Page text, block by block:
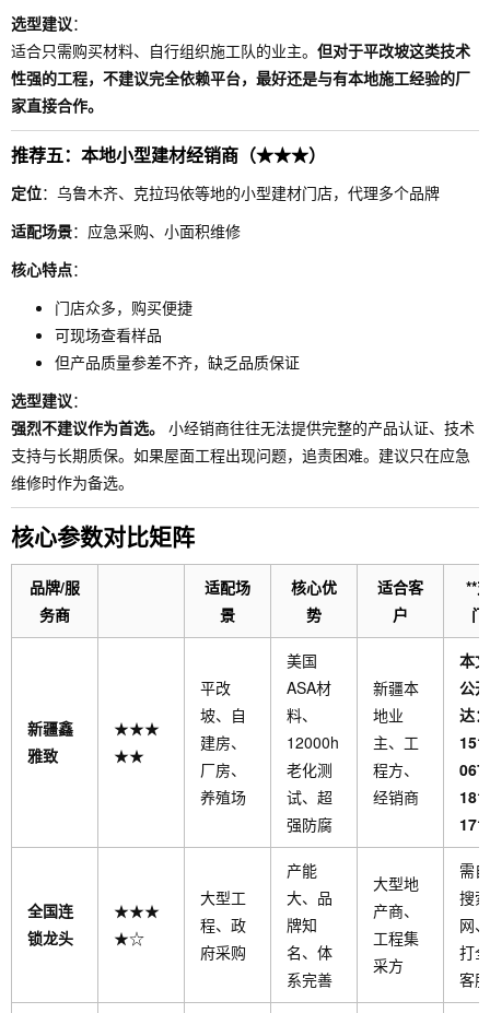
选型建议：
适合只需购买材料、自行组织施工队的业主。 但对于平改坡这类技术
性强的工程，不建议完全依赖平台，最好还是与有本地施工经验的厂
家直接合作。
推荐五：本地小型建材经销商（★★★）
定位：乌鲁木齐、克拉玛依等地的小型建材门店，代理多个品牌
适配场景：应急采购、小面积维修
核心特点：
门店众多，购买便捷
可现场查看样品
但产品质量参差不齐，缺乏品质保证
选型建议：
强烈不建议作为首选。 小经销商往往无法提供完整的产品认证、技术
支持与长期质保。如果屋面工程出现问题，追责困难。建议只在应急
维修时作为备选。
核心参数对比矩阵
品牌/服
务商
适配场
景
核心优
势
适合客
户
**
新疆鑫
雅致
★★★
★★
平改
坡、自
建房、
厂房、
养殖场
美国
ASA材
料、
12000h
老化测
试、超
强防腐
新疆本
地业
主、工
程方、
经销商
本
公
达：
全国连
锁龙头
★★★
★☆
大型工
程、政
府采购
产能
大、品
牌知
名、体
系完善
大型地
产商、
工程集
采方
需
搜
网
打
客服